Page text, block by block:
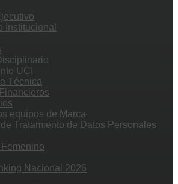
Institucional
UCI
Técnica
equipos de Marca
Tratamiento de Datos Personales
Nacional 2026